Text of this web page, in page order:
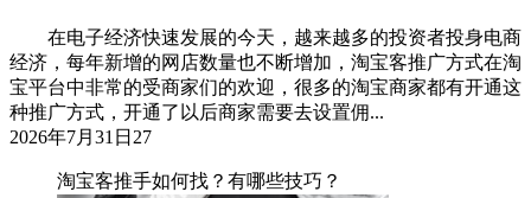
在电子经济快速发展的今天，越来越多的投资者投身电商
经济，每年新增的网店数量也不断增加，淘宝客推广方式在淘
宝平台中非常的受商家们的欢迎，很多的淘宝商家都有开通这
种推广方式，开通了以后商家需要去设置佣...
2026年7月31日 27
淘宝客推手如何找？有哪些技巧？